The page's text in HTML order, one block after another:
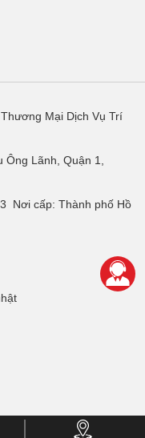
Mại Dịch Vụ Trí
Lãnh, Quận 1,
Nơi cấp: Thành phố Hồ